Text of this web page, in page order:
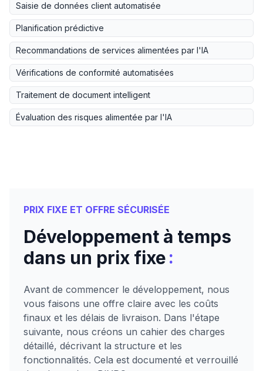
Saisie de données client automatisée
Planification prédictive
Recommandations de services alimentées par l'IA
Vérifications de conformité automatisées
Traitement de document intelligent
Évaluation des risques alimentée par l'IA
PRIX FIXE ET OFFRE SÉCURISÉE
Développement à temps
dans un prix fixe:
Avant de commencer le développement, nous
vous faisons une offre claire avec les coûts
finaux et les délais de livraison. Dans l'étape
suivante, nous créons un cahier des charges
détaillé, décrivant la structure et les
fonctionnalités. Cela est documenté et verrouillé